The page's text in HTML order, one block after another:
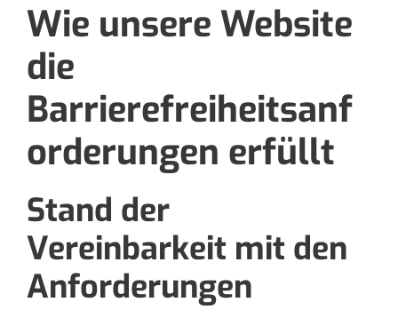
Wie unsere Website
die
Barrierefreiheitsanf
orderungen erfüllt
Stand der
Vereinbarkeit mit den
Anforderungen